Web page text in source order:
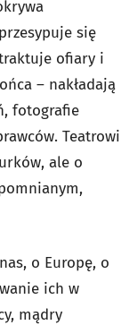
się
ofiary i
– nakładają
fotografie
Teatrowi
ale o
o Europę, o
ich w
mądry